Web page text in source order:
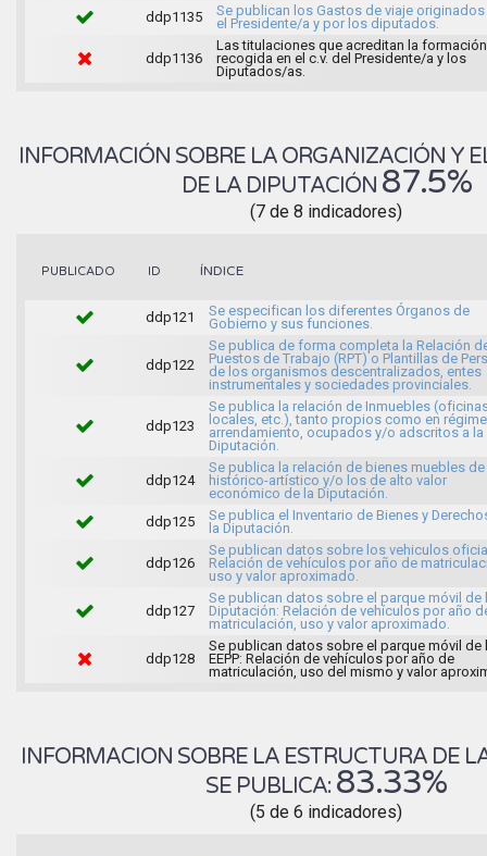
ddp1135
Se publican los Gastos de viaje
el Presidente/a y por los diputados.
ddp1136
Las titulaciones que acreditan la formación
recogida en el c.v. del Presidente/a y los
Diputados/as.
INFORMACIÓN SOBRE LA ORGANIZACIÓN Y
DE LA DIPUTACIÓN 87.5%
(7 de 8 indicadores)
PUBLICADO ID ÍNDICE
ddp121
Se especifican los diferentes Órganos de
Gobierno y sus funciones.
ddp122
Se publica de forma completa la Relación
Puestos de Trabajo (RPT) o Plantillas de
de los organismos descentralizados, entes
instrumentales y sociedades provinciales.
ddp123
Se publica la relación de Inmuebles
locales, etc.), tanto propios como en
arrendamiento, ocupados y/o adscritos a la
Diputación.
ddp124
Se publica la relación de bienes muebles
histórico-artístico y/o los de alto valor
económico de la Diputación.
ddp125
Se publica el Inventario de Bienes y
la Diputación.
ddp126
Se publican datos sobre los vehiculos
Relación de vehículos por año de
uso y valor aproximado.
ddp127
Se publican datos sobre el parque móvil de
Diputación: Relación de vehículos por año
matriculación, uso y valor aproximado.
ddp128
Se publican datos sobre el parque móvil de
EEPP: Relación de vehículos por año de
matriculación, uso del mismo y valor
INFORMACION SOBRE LA ESTRUCTURA DE
SE PUBLICA: 83.33%
(5 de 6 indicadores)